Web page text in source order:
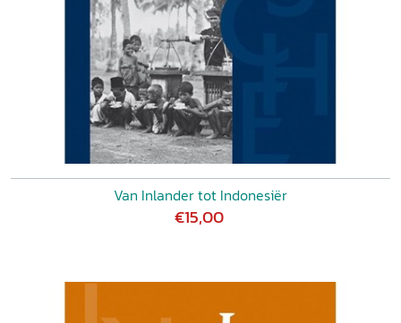
Van Inlander tot Indonesiër
€15,00